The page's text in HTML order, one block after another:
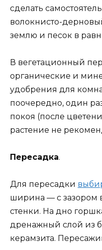
сделать
волокнисто-
землю и песок в
В вегетационный
органические и
удобрения для
поочередно, один
покоя (после
растение не
Пересадка.
Для пересадки
ширина — с зазором
стенки. На дно
дренажный слой из
керамзита.